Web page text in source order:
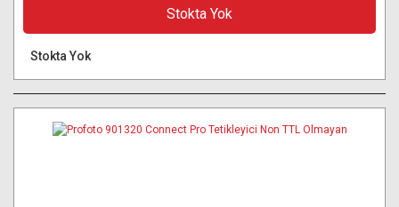
Stokta Yok
Stokta Yok